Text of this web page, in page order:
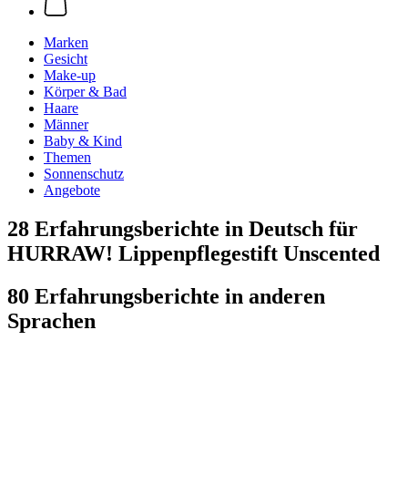
Marken
Gesicht
Make-up
Körper & Bad
Haare
Männer
Baby & Kind
Themen
Sonnenschutz
Angebote
28 Erfahrungsberichte in Deutsch für
HURRAW! Lippenpflegestift Unscented
80 Erfahrungsberichte in anderen
Sprachen